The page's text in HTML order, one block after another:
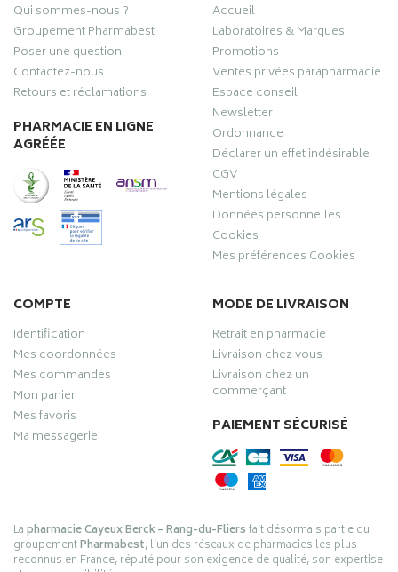
Qui sommes-nous ?
Groupement Pharmabest
Poser une question
Contactez-nous
Retours et réclamations
PHARMACIE EN LIGNE
AGRÉÉE
Accueil
Laboratoires & Marques
Promotions
Ventes privées parapharmacie
Espace conseil
Newsletter
Ordonnance
Déclarer un effet indésirable
CGV
Mentions légales
Données personnelles
Cookies
Mes préférences Cookies
COMPTE
Identification
Mes coordonnées
Mes commandes
Mon panier
Mes favoris
Ma messagerie
MODE DE LIVRAISON
Retrait en pharmacie
Livraison chez vous
Livraison chez un
commerçant
PAIEMENT SÉCURISÉ
Lapharmacie Cayeux Berck – Rang-du-Fliersfait désormais partie du
groupementPharmabest, l’un des réseaux de pharmacies les plus
reconnus en France, réputé pour son exigence de qualité, son expertise